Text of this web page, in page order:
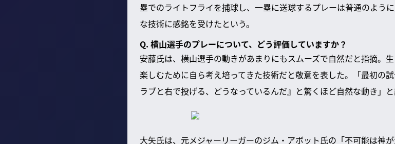
塁でのライトフライを捕球し、一塁に送球するプレーは普通のよう
な技術に感銘を受けたという。
Q. 横山選手のプレーについて、どう評価していますか？
安藤氏は、横山選手の動きがあまりにもスムーズで自然だと指摘。
楽しむために自ら考え培ってきた技術だと敬意を表した。「最初の
ラブと右で投げる、どうなっているんだ』と驚くほど自然な動き」と
大矢氏は、元メジャーリーガーのジム・アボット氏の「不可能は神